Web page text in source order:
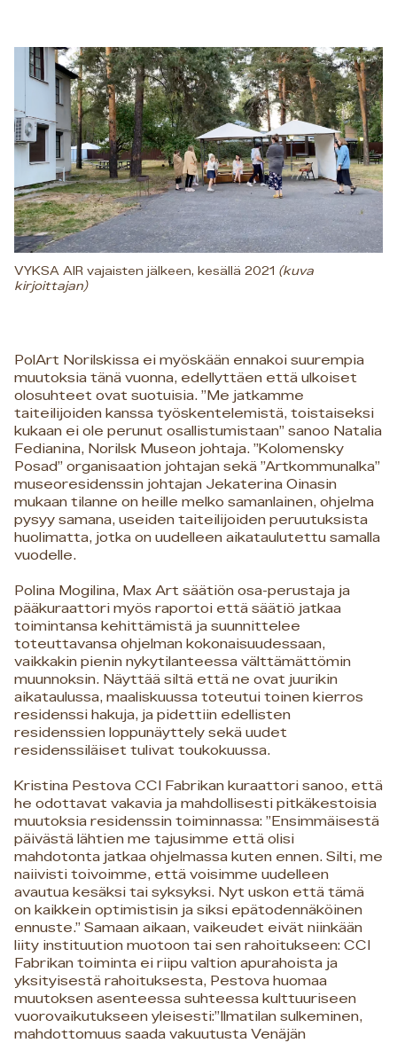
VYKSA AIR vajaisten jälkeen, kesällä 2021 (kuva
kirjoittajan)
PolArt Norilskissa ei myöskään ennakoi suurempia
muutoksia tänä vuonna, edellyttäen että ulkoiset
olosuhteet ovat suotuisia. ”Me jatkamme
taiteilijoiden kanssa työskentelemistä, toistaiseksi
kukaan ei ole perunut osallistumistaan” sanoo Natalia
Fedianina, Norilsk Museon johtaja. ”Kolomensky
Posad” organisaation johtajan sekä ”Artkommunalka”
museoresidenssin johtajan Jekaterina Oinasin
mukaan tilanne on heille melko samanlainen, ohjelma
pysyy samana, useiden taiteilijoiden peruutuksista
huolimatta, jotka on uudelleen aikataulutettu samalla
vuodelle.
Polina Mogilina, Max Art säätiön osa-perustaja ja
pääkuraattori myös raportoi että säätiö jatkaa
toimintansa kehittämistä ja suunnittelee
toteuttavansa ohjelman kokonaisuudessaan,
vaikkakin pienin nykytilanteessa välttämättömin
muunnoksin. Näyttää siltä että ne ovat juurikin
aikataulussa, maaliskuussa toteutui toinen kierros
residenssi hakuja, ja pidettiin edellisten
residenssien loppunäyttely sekä uudet
residenssiläiset tulivat toukokuussa.
Kristina Pestova CCI Fabrikan kuraattori sanoo, että
he odottavat vakavia ja mahdollisesti pitkäkestoisia
muutoksia residenssin toiminnassa: ”Ensimmäisestä
päivästä lähtien me tajusimme että olisi
mahdotonta jatkaa ohjelmassa kuten ennen. Silti, me
naiivisti toivoimme, että voisimme uudelleen
avautua kesäksi tai syksyksi. Nyt uskon että tämä
on kaikkein optimistisin ja siksi epätodennäköinen
ennuste.” Samaan aikaan, vaikeudet eivät niinkään
liity instituution muotoon tai sen rahoitukseen: CCI
Fabrikan toiminta ei riipu valtion apurahoista ja
yksityisestä rahoituksesta, Pestova huomaa
muutoksen asenteessa suhteessa kulttuuriseen
vuorovaikutukseen yleisesti:”Ilmatilan sulkeminen,
mahdottomuus saada vakuutusta Venäjän